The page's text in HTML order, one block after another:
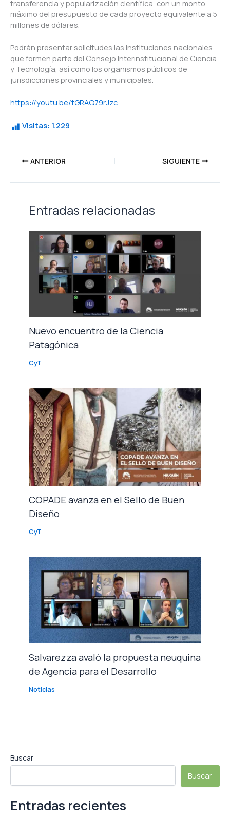
transferencia y popularización científica, con un monto
máximo del presupuesto de cada proyecto equivalente a 5
millones de dólares.
Podrán presentar solicitudes las instituciones nacionales
que formen parte del Consejo Interinstitucional de Ciencia
y Tecnología, así como los organismos públicos de
jurisdicciones provinciales y municipales.
https://youtu.be/tGRAQ79rJzc
Visitas: 1.229
ANTERIOR SIGUIENTE
Entradas relacionadas
Nuevo encuentro de la Ciencia
Patagónica
CyT
COPADE avanza en el Sello de Buen
Diseño
CyT
Salvarezza avaló la propuesta neuquina
de Agencia para el Desarrollo
Noticias
Buscar
Buscar
Entradas recientes